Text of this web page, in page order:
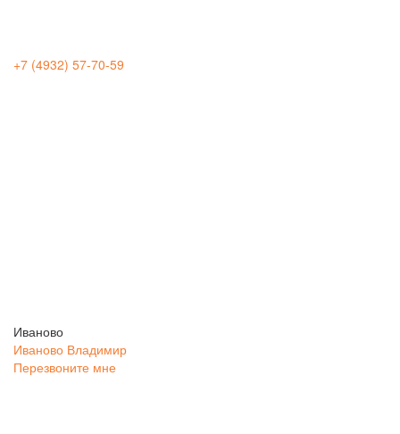
+7 (4932) 57-70-59
Иваново
Иваново Владимир
Перезвоните мне